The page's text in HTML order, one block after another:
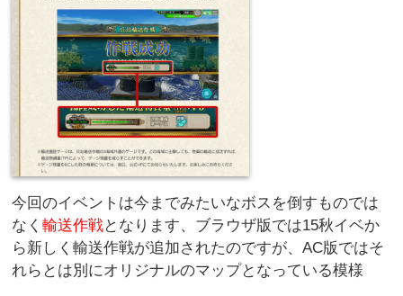
今回のイベントは今までみたいなボスを倒すものでは
なく輸送作戦となります、ブラウザ版では15秋イベか
ら新しく輸送作戦が追加されたのですが、AC版ではそ
れらとは別にオリジナルのマップとなっている模様